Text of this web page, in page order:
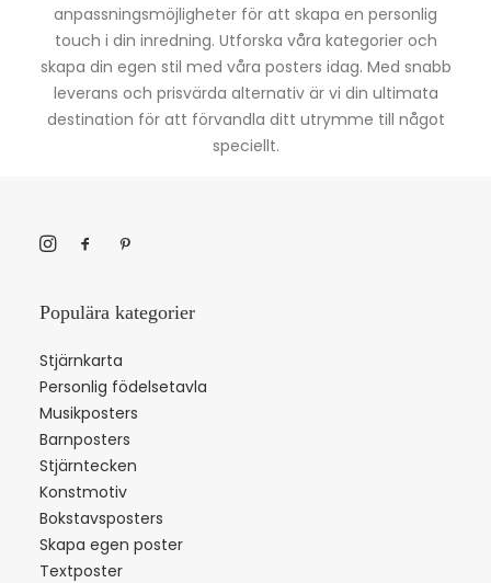
anpassningsmöjligheter för att skapa en personlig
touch i din inredning. Utforska våra kategorier och
skapa din egen stil med våra posters idag. Med snabb
leverans och prisvärda alternativ är vi din ultimata
destination för att förvandla ditt utrymme till något
speciellt.
Populära kategorier
Stjärnkarta
Personlig födelsetavla
Musikposters
Barnposters
Stjärntecken
Konstmotiv
Bokstavsposters
Skapa egen poster
Textposter